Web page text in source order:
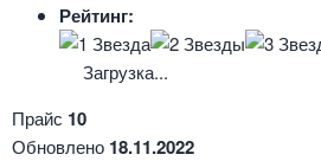
Рейтинг:
Загрузка...
Прайс 10
Обновлено 18.11.2022